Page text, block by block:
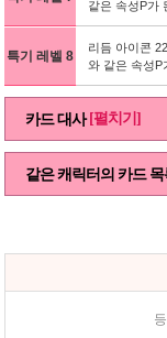
같은 속성P가
특기 레벨 8
리듬 아이콘
와 같은 속성P
카드 대사 [펼치기]
같은 캐릭터의 카드